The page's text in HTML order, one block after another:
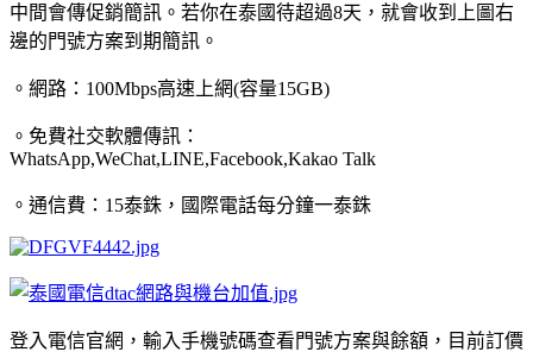
中間會傳促銷簡訊。若你在泰國待超過8天，就會收到上圖右
邊的門號方案到期簡訊。
。網路：100Mbps高速上網(容量15GB)
。免費社交軟體傳訊：
WhatsApp,WeChat,LINE,Facebook,Kakao Talk
。通信費：15泰銖，國際電話每分鐘一泰銖
登入電信官網，輸入手機號碼查看門號方案與餘額，目前訂價